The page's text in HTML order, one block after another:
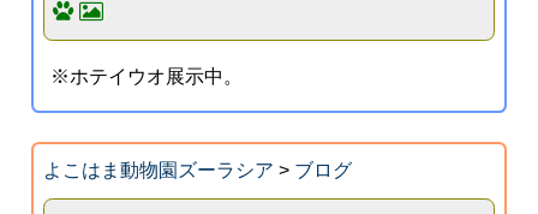
※ホテイウオ展示中。
よこはま動物園ズーラシア > ブログ